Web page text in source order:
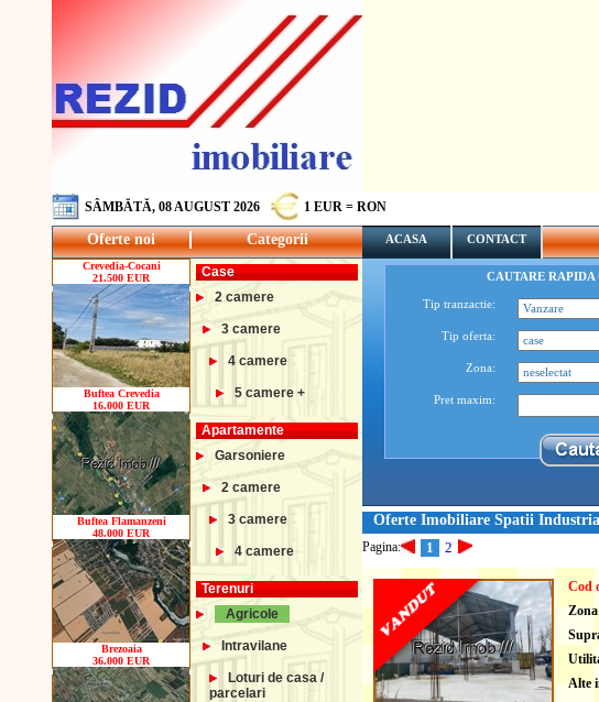
SÂMBĂTĂ, 08 AUGUST 2026 1 EUR = RON
Oferte noi Categorii ACASA CONTACT
Crevedia-Cocani
21.500 EUR
Buftea Crevedia
16.000 EUR
Buftea Flamanzeni
48.000 EUR
Brezoaia
36.000 EUR
Case
2 camere
3 camere
4 camere
5 camere +
Apartamente
Garsoniere
2 camere
3 camere
4 camere
Terenuri
Agricole
Intravilane
Loturi de casa /
parcelari
CAUTARE
Tip tranzactie:
Tip oferta:
Zona:
Pret maxim:
Oferte Imobiliare Spatii
Pagina: 1 2
Cod
Alte